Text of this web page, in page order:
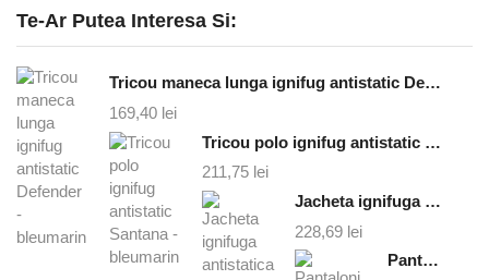
Te-Ar Putea Interesa Si:
Tricou maneca lunga ignifug antistatic Defender - bleumarin
169,40 lei
Tricou polo ignifug antistatic Santana - bleumarin
211,75 lei
Jacheta ignifuga antistatica cruiser - bleumarin
228,69 lei
Pantaloni Ranger, ignifug